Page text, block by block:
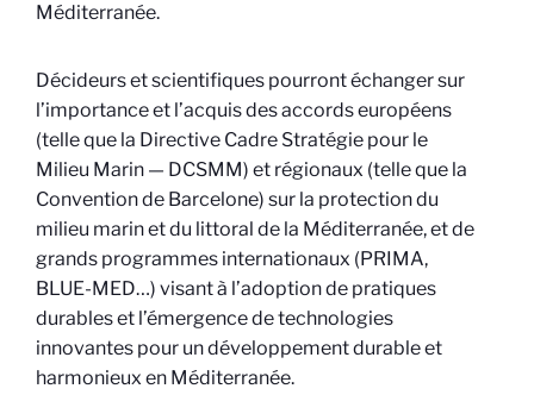
Méditerranée.
Décideurs et scientifiques pourront échanger sur
l’importance et l’acquis des accords européens
(telle que la Directive Cadre Stratégie pour le
Milieu Marin — DCSMM) et régionaux (telle que la
Convention de Barcelone) sur la protection du
milieu marin et du littoral de la Méditerranée, et de
grands programmes internationaux (PRIMA,
BLUE-MED…) visant à l’adoption de pratiques
durables et l’émergence de technologies
innovantes pour un développement durable et
harmonieux en Méditerranée.